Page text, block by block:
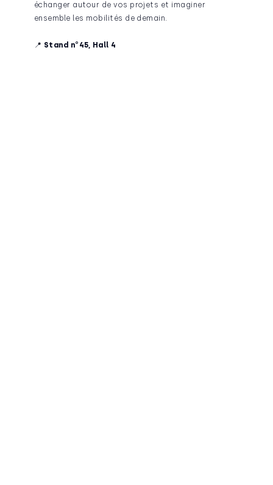
échanger autour de vos projets et imaginer
ensemble les mobilités de demain.
📍 Stand n° 45, Hall 4